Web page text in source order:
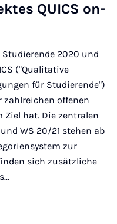
QUICS on­
2020 und
("Qualitative
für Studierende")
zahlreichen offenen
Ziel hat. Die zentralen
WS 20/21 stehen ab
zur
sich zusätzliche